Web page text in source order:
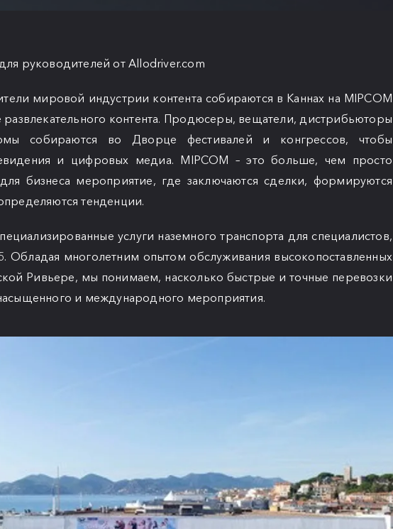
руководителей от Allodriver.com
мировой индустрии контента собираются в Каннах на MIPCOM
контента. Продюсеры, вещатели, дистрибьюторы
собираются во Дворце фестивалей и конгрессов, чтобы
и цифровых медиа. MIPCOM – это больше, чем просто
бизнеса мероприятие, где заключаются сделки, формируются
тенденции.
услуги наземного транспорта для специалистов,
Обладая многолетним опытом обслуживания высокопоставленных
Ривьере, мы понимаем, насколько быстрые и точные перевозки
и международного мероприятия.